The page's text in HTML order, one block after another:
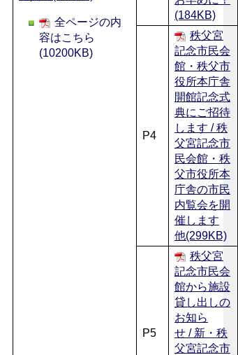
全ページの内
容はこちら
(10200KB)
(184KB)
P4
秩父宮
記念市民会
館・秩父市
役所本庁舎
開館記念式
典にご招待
します / 秩
父宮記念市
民会館・秩
父市役所本
庁舎の市民
内覧会を開
催します
他(299KB)
P5
秩父宮
記念市民会
館から施設
貸し出しの
お知ら
せ / 新・秩
父宮記念市